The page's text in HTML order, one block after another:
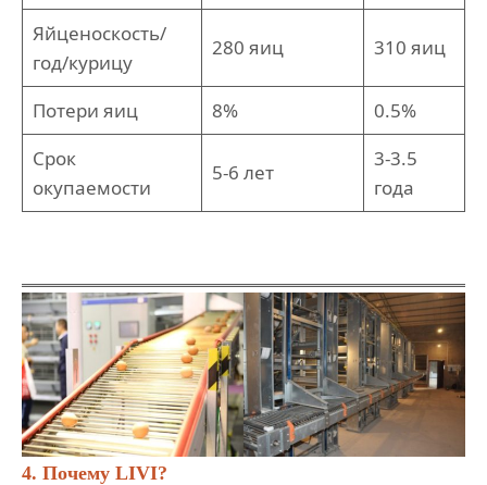
Яйценоскость/
год/курицу
280 яиц 310 яиц
Потери яиц 8%
0.5%
Срок
окупаемости
5-6 лет
3-3.5
года
4. Почему LIVI?